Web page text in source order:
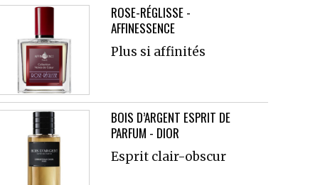
ROSE-RÉGLISSE -
AFFINESSENCE
Plus si affinités
BOIS D’ARGENT ESPRIT DE
PARFUM - DIOR
Esprit clair-obscur